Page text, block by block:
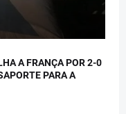
A FRANÇA POR 2-0
PARA A